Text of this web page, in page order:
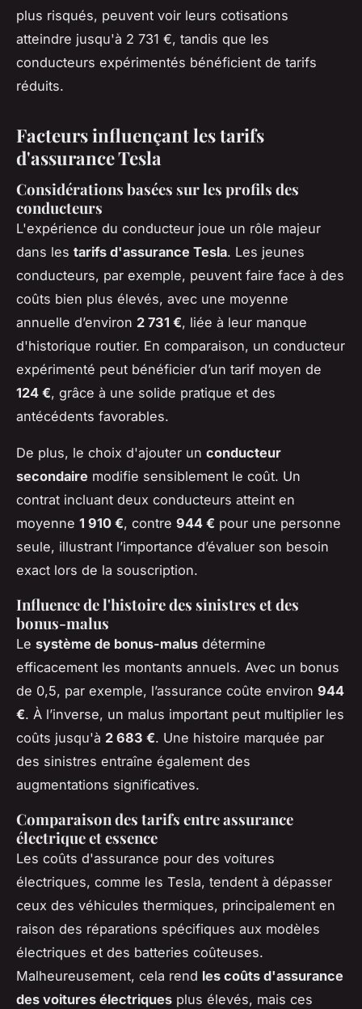
plus risqués, peuvent voir leurs cotisations
atteindre jusqu'à 2 731 €, tandis que les
conducteurs expérimentés bénéficient de tarifs
réduits.
Facteurs influençant les tarifs
d'assurance Tesla
Considérations basées sur les profils des
conducteurs
L'expérience du conducteur joue un rôle majeur
dans les tarifs d'assurance Tesla. Les jeunes
conducteurs, par exemple, peuvent faire face à des
coûts bien plus élevés, avec une moyenne
annuelle d’environ 2 731 €, liée à leur manque
d'historique routier. En comparaison, un conducteur
expérimenté peut bénéficier d’un tarif moyen de
124 €, grâce à une solide pratique et des
antécédents favorables.
De plus, le choix d'ajouter un conducteur
secondaire modifie sensiblement le coût. Un
contrat incluant deux conducteurs atteint en
moyenne 1 910 €, contre 944 € pour une personne
seule, illustrant l’importance d’évaluer son besoin
exact lors de la souscription.
Influence de l'histoire des sinistres et des
bonus-malus
Le système de bonus-malus détermine
efficacement les montants annuels. Avec un bonus
de 0,5, par exemple, l’assurance coûte environ 944
€. À l’inverse, un malus important peut multiplier les
coûts jusqu'à 2 683 €. Une histoire marquée par
des sinistres entraîne également des
augmentations significatives.
Comparaison des tarifs entre assurance
électrique et essence
Les coûts d'assurance pour des voitures
électriques, comme les Tesla, tendent à dépasser
ceux des véhicules thermiques, principalement en
raison des réparations spécifiques aux modèles
électriques et des batteries coûteuses.
Malheureusement, cela rend les coûts d'assurance
des voitures électriques plus élevés, mais ces